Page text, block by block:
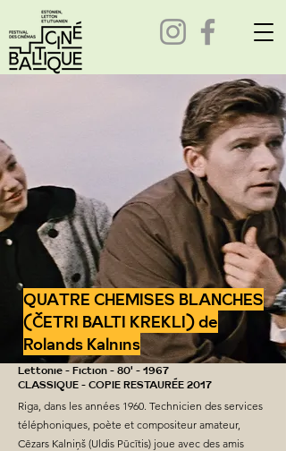
QUATRE CHEMISES BLANCHES
(ČETRI BALTI KREKLI) de
Rolands Kalnins
Lettonie - Fiction - 80' - 1967
CLASSIQUE - COPIE RESTAURÉE 2017
Riga, dans les années 1960. Technicien des services
téléphoniques, poète et compositeur amateur,
Cēzars Kalniņš (Uldis Pūcītis) joue avec des amis